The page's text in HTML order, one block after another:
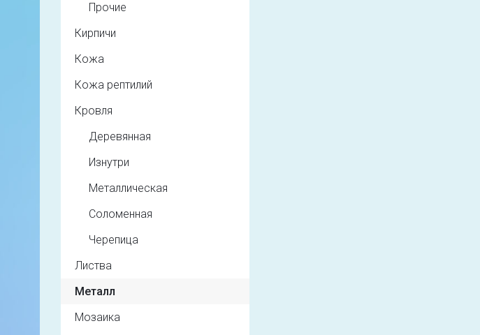
Прочие
Кирпичи
Кожа
Кожа рептилий
Кровля
Деревянная
Изнутри
Металлическая
Соломенная
Черепица
Листва
Металл
Мозаика